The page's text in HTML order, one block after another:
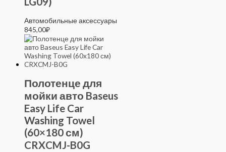
Автомобильные аксессуары
845,00₽
Полотенце для
мойки авто Baseus
Easy Life Car
Washing Towel
(60×180 см)
CRXCMJ-B0G